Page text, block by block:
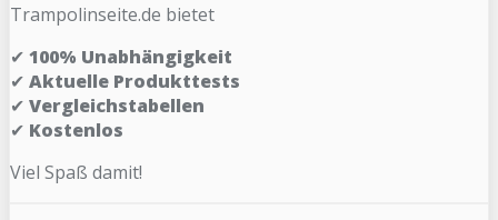
Trampolinseite.de bietet
✔ 100% Unabhängigkeit
✔ Aktuelle Produkttests
✔ Vergleichstabellen
✔ Kostenlos
Viel Spaß damit!